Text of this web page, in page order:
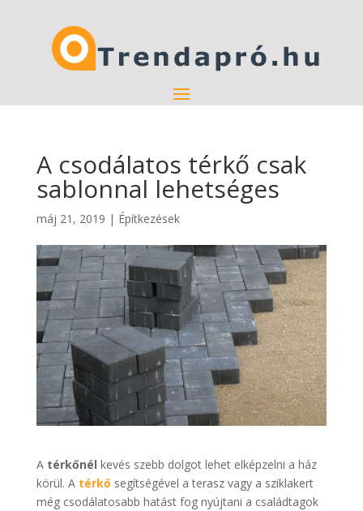
A csodálatos térkő csak
sablonnal lehetséges
máj 21, 2019 | Építkezések
A térkőnél kevés szebb dolgot lehet elképzelni a ház
körül. A térkősegítségével a terasz vagy a sziklakert
még csodálatosabb hatást fog nyújtani a családtagok